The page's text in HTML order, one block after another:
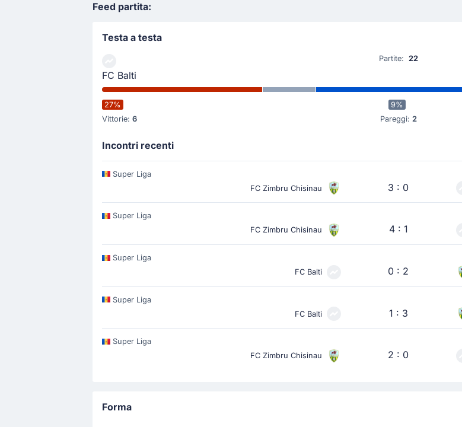
Feed partita:
Testa a testa
FC Balti
Partite: 22
27%
Vittorie: 6
9%
Pareggi: 2
Incontri recenti
Super Liga
FC Zimbru Chisinau
3 : 0
Super Liga
FC Zimbru Chisinau
4 : 1
Super Liga
FC Balti
0 : 2
Super Liga
FC Balti
1 : 3
Super Liga
FC Zimbru Chisinau
2 : 0
Forma